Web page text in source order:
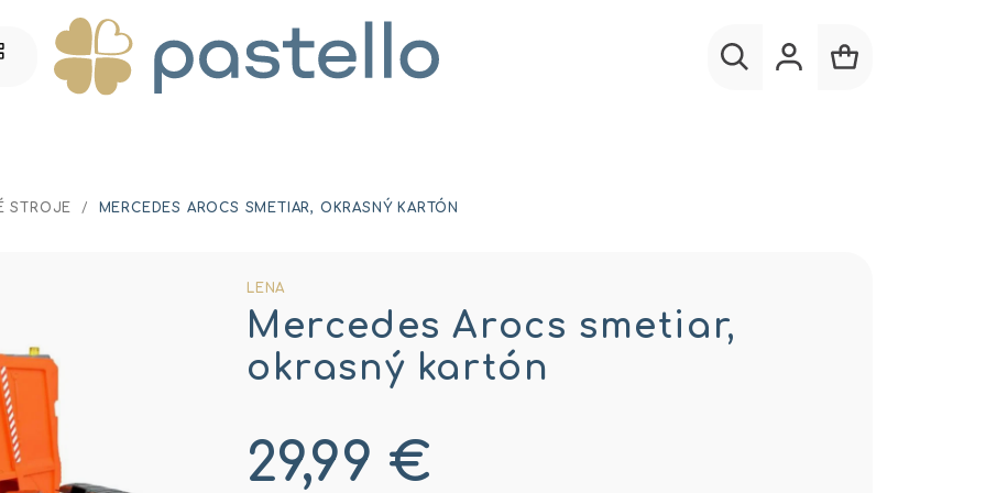
STROJE / MERCEDES AROCS SMETIAR, OKRASNÝ KARTÓN
LENA
Mercedes Arocs smetiar,
okrasný kartón
29,99 €